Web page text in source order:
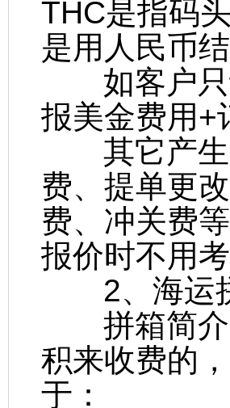
THC是指码
是用人民币
如客户只
报美金费用+
其它产生
费、提单更
费、冲关费
报价时不用考
2、海运
拼箱简介
积来收费的
于：